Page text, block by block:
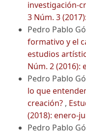
investigación-
3 Núm. 3
Pedro Pablo
formativo y el
estudios
Núm. 2 (2016):
Pedro Pablo
lo que
creación? ,
(2018): enero-
Pedro Pablo